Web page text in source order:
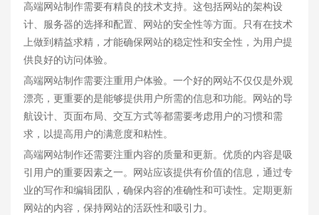
高端网站制作需要有精良的技术支持。这包括网站的架构设
计、服务器的选择和配置、网站的安全性等方面。只有在技术
上做到精益求精，才能确保网站的稳定性和安全性，为用户提
供良好的访问体验。
高端网站制作需要注重用户体验。一个好的网站不仅仅是外观
漂亮，更重要的是能够提供用户所需的信息和功能。网站的导
航设计、页面布局、交互方式等都需要考虑用户的习惯和需
求，以提高用户的满意度和粘性。
高端网站制作还需要注重内容的质量和更新。优质的内容是吸
引用户的重要因素之一。网站应该提供有价值的信息，通过专
业的写作和编辑团队，确保内容的准确性和可读性。定期更新
网站的内容，保持网站的活跃性和吸引力。